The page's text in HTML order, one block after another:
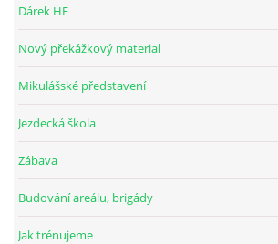
Dárek HF
Nový překážkový material
Mikulášské představení
Jezdecká škola
Zábava
Budování areálu, brigády
Jak trénujeme